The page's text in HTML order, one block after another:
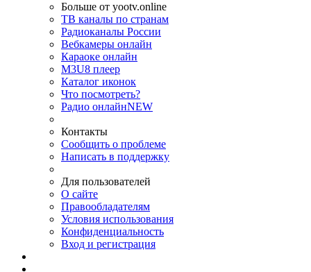
Больше от yootv.online
ТВ каналы по странам
Радиоканалы России
Вебкамеры онлайн
Караоке онлайн
M3U8 плеер
Каталог иконок
Что посмотреть?
Радио онлайнNEW
Контакты
Сообщить о проблеме
Написать в поддержку
Для пользователей
О сайте
Правообладателям
Условия использования
Конфиденциальность
Вход и регистрация